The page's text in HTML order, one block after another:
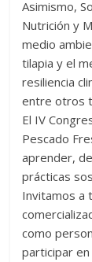
Asimismo,
Nutrición y
medio
tilapia y el
resiliencia
entre otros
El IV
Pescado
aprender,
prácticas
Invitamos a
como
participar